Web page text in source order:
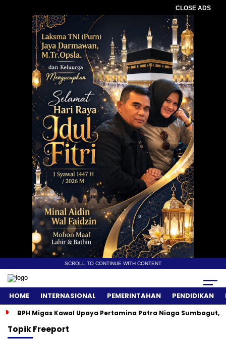
CLOSE ADS
SCROLL TO CONTINUE WITH CONTENT
HOME INTERNASIONAL PEMERINTAHAN PENDIDIKAN
BPH Migas Kawal Upaya Pertamina Patra Niaga Sumbagut,
TopikFreeport